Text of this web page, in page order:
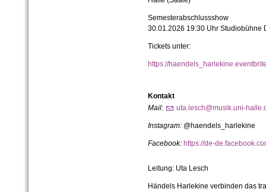
Semesterabschlussshow
30.01.2026 19:30 Uhr Studiobühne
Tickets unter:
https://
Kontakt
Mail:
uta.lesch@musik.uni-
Instagram: @haendels_ harlekine
Facebook: https://de-
Leitung: Uta Lesch
Händels Harlekine verbinden das